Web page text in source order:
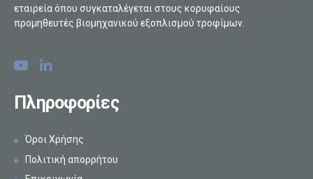
εταιρεία όπου συγκαταλέγεται στους κορυφαίους
προμηθευτές βιομηχανικού εξοπλισμού τροφίμων.
Πληροφορίες
Όροι Χρήσης
Πολιτική απορρήτου